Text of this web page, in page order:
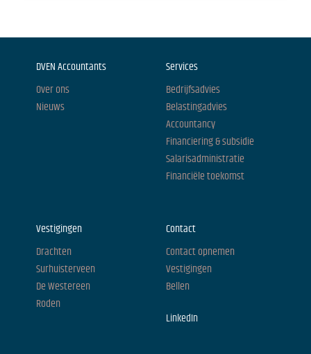
DVEN Accountants
Over ons
Nieuws
Services
Bedrijfsadvies
Belastingadvies
Accountancy
Financiering & subsidie
Salarisadministratie
Financiële toekomst
Vestigingen
Drachten
Surhuisterveen
De Westereen
Roden
Contact
Contact opnemen
Vestigingen
Bellen
LinkedIn